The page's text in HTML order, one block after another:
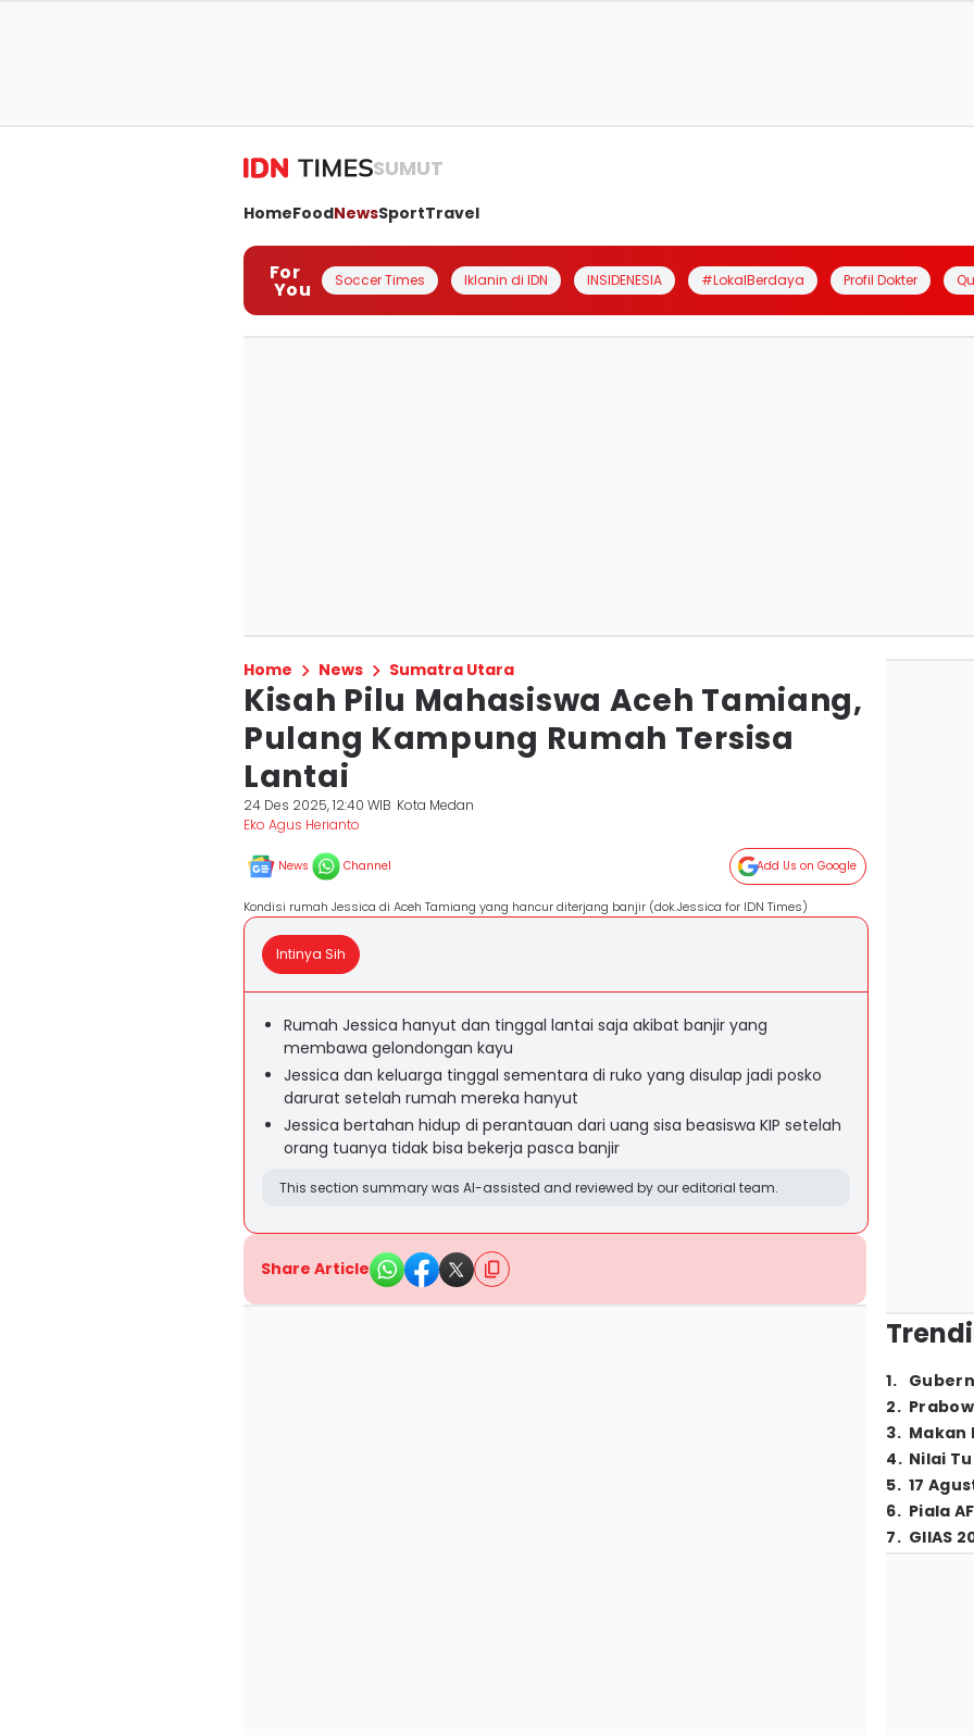
SUMUT
HomeFoodNewsSportTravel
For
You Soccer Times Iklanin di IDN INSIDENESIA #LokalBerdaya Profil Dokter
Home News Sumatra Utara
Kisah Pilu Mahasiswa Aceh Tamiang,
Pulang Kampung Rumah Tersisa
Lantai
24 Des 2025, 12:40 WIB Kota Medan
Eko Agus Herianto
News Channel Add Us on Google
Kondisi rumah Jessica di Aceh Tamiang yang hancur diterjang banjir (dok.Jessica for IDN Times)
Intinya Sih
Rumah Jessica hanyut dan tinggal lantai saja akibat banjir yang
membawa gelondongan kayu
Jessica dan keluarga tinggal sementara di ruko yang disulap jadi posko
darurat setelah rumah mereka hanyut
Jessica bertahan hidup di perantauan dari uang sisa beasiswa KIP setelah
orang tuanya tidak bisa bekerja pasca banjir
This section summary was AI-assisted and reviewed by our editorial team.
Share Article
1.
2.
3. Makan
4. Nilai
5. 17
6. Piala
7. GIIAS